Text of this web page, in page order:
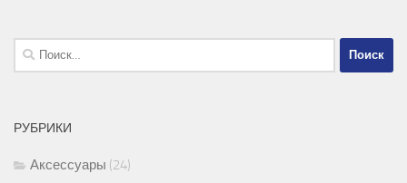
Найти:
РУБРИКИ
Аксессуары (24)